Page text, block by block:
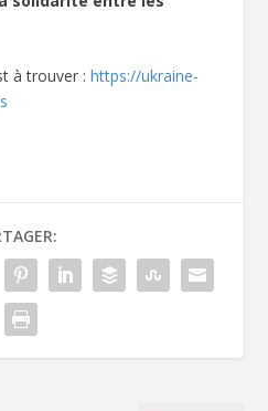
à trouver :https://ukraine-